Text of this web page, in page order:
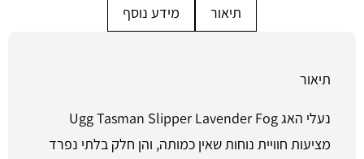
תיאור מידע נוסף
תיאור
נעלי האג Ugg Tasman Slipper Lavender Fog
מציעות חוויית נוחות שאין כמותה, והן חלק בלתי נפרד